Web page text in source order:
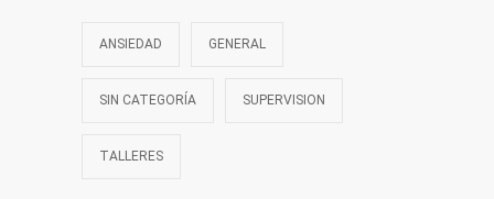
ANSIEDAD GENERAL
SIN CATEGORÍA SUPERVISION
TALLERES